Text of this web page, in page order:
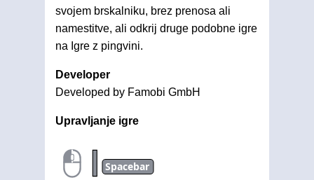
svojem brskalniku, brez prenosa ali
namestitve, ali odkrij druge podobne igre
na Igre z pingvini.
Developer
Developed by Famobi GmbH
Upravljanje igre
| Spacebar